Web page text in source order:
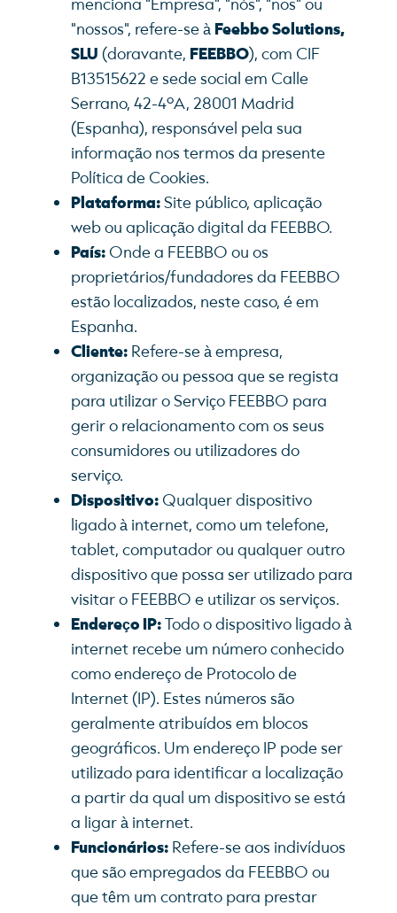
"nossos", refere-se à Feebbo Solutions,
SLU (doravante, FEEBBO), com CIF
B13515622 e sede social em Calle
Serrano, 42-4ºA, 28001 Madrid
(Espanha), responsável pela sua
informação nos termos da presente
Política de Cookies.
Plataforma:Site público, aplicação
web ou aplicação digital da FEEBBO.
País: Onde a FEEBBO ou os
proprietários/fundadores da FEEBBO
estão localizados, neste caso, é em
Espanha.
Cliente: Refere-se à empresa,
organização ou pessoa que se regista
para utilizar o Serviço FEEBBO para
gerir o relacionamento com os seus
consumidores ou utilizadores do
serviço.
Dispositivo: Qualquer dispositivo
ligado à internet, como um telefone,
tablet, computador ou qualquer outro
dispositivo que possa ser utilizado para
visitar o FEEBBO e utilizar os serviços.
Endereço IP:Todo o dispositivo ligado à
internet recebe um número conhecido
como endereço de Protocolo de
Internet (IP). Estes números são
geralmente atribuídos em blocos
geográficos. Um endereço IP pode ser
utilizado para identificar a localização
a partir da qual um dispositivo se está
a ligar à internet.
Funcionários: Refere-se aos indivíduos
que são empregados da FEEBBO ou
que têm um contrato para prestar